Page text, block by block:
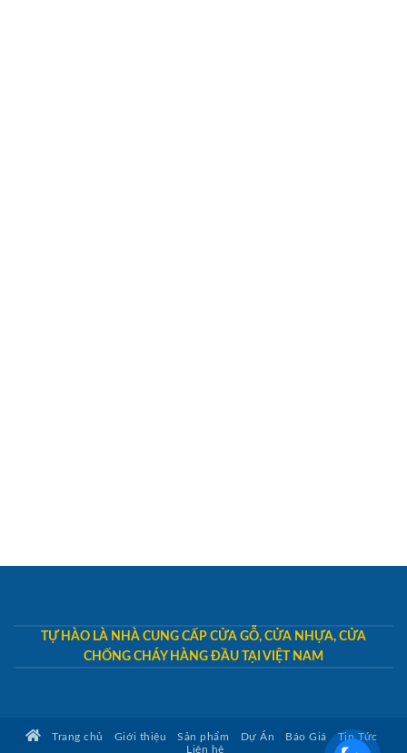
TỰ HÀO LÀ NHÀ CUNG CẤP CỬA GỖ, CỬA NHỰA, CỬA
CHỐNG CHÁY HÀNG ĐẦU TẠI VIỆT NAM
Trang chủ Giới thiệu Sản phẩm Dự Án Báo Giá
Tin Tức
Liên hệ